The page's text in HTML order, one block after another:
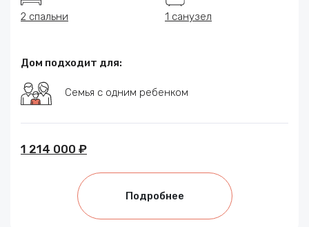
2 спальни 1 санузел
Дом подходит для:
Семья с одним ребенком
1 214 000 ₽
Подробнее